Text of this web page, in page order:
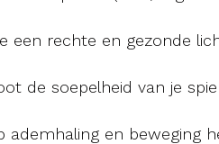
een rechte en gezonde
de soepelheid van je
ademhaling en beweging